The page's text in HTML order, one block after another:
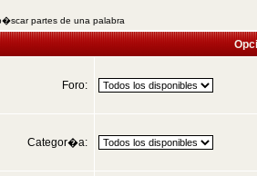
partes de una palabra
Foro:
Categor�a: